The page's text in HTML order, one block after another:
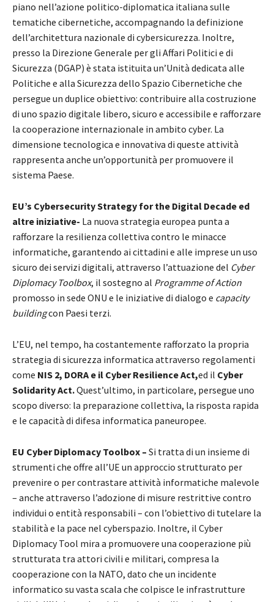
piano nell’azione politico-diplomatica italiana sulle
tematiche cibernetiche, accompagnando la definizione
dell’architettura nazionale di cybersicurezza. Inoltre,
presso la Direzione Generale per gli Affari Politici e di
Sicurezza (DGAP) è stata istituita un’Unità dedicata alle
Politiche e alla Sicurezza dello Spazio Cibernetiche che
persegue un duplice obiettivo: contribuire alla costruzione
di uno spazio digitale libero, sicuro e accessibile e rafforzare
la cooperazione internazionale in ambito cyber. La
dimensione tecnologica e innovativa di queste attività
rappresenta anche un’opportunità per promuovere il
sistema Paese.
EU’s Cybersecurity Strategy for the Digital Decade ed
altre iniziative- La nuova strategia europea punta a
rafforzare la resilienza collettiva contro le minacce
informatiche, garantendo ai cittadini e alle imprese un uso
sicuro dei servizi digitali, attraverso l’attuazione del Cyber
Diplomacy Toolbox, il sostegno al Programme of Action
promosso in sede ONU e le iniziative di dialogo e capacity
buildingcon Paesi terzi.
L’EU, nel tempo, ha costantemente rafforzato la propria
strategia di sicurezza informatica attraverso regolamenti
come NIS 2, DORA e il Cyber Resilience Act,ed il Cyber
Solidarity Act.Quest’ultimo, in particolare, persegue uno
scopo diverso: la preparazione collettiva, la risposta rapida
e le capacità di difesa informatica paneuropee.
EU Cyber Diplomacy Toolbox – Si tratta di un insieme di
strumenti che offre all’UE un approccio strutturato per
prevenire o per contrastare attività informatiche malevole
– anche attraverso l’adozione di misure restrittive contro
individui o entità responsabili – con l’obiettivo di tutelare la
stabilità e la pace nel cyberspazio. Inoltre, il Cyber
Diplomacy Tool mira a promuovere una cooperazione più
strutturata tra attori civili e militari, compresa la
cooperazione con la NATO, dato che un incidente
informatico su vasta scala che colpisce le infrastrutture